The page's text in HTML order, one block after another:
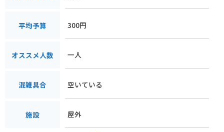
平均予算 300円
オススメ人数 一人
混雑具合 空いている
施設 屋外